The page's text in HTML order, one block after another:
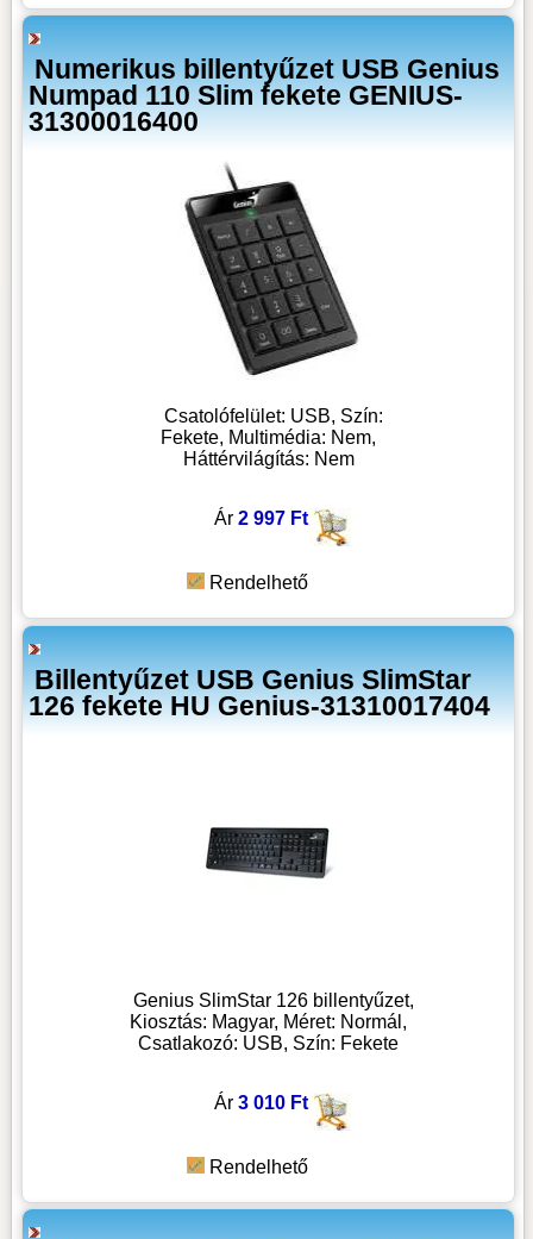
Numerikus billentyűzet USB Genius
Numpad 110 Slim fekete GENIUS-
31300016400
Csatolófelület: USB, Szín:
Fekete, Multimédia: Nem,
Háttérvilágítás: Nem
Ár 2 997 Ft
Rendelhető
Billentyűzet USB Genius SlimStar
126 fekete HU Genius-31310017404
Genius SlimStar 126 billentyűzet,
Kiosztás: Magyar, Méret: Normál,
Csatlakozó: USB, Szín: Fekete
Ár 3 010 Ft
Rendelhető